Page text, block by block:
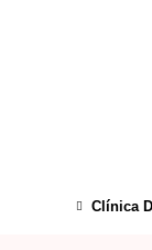
Clínica